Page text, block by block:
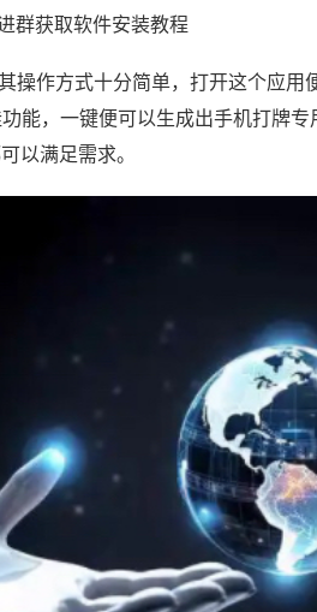
群获取软件安装教程
操作方式十分简单，打开这个应用
能，一键便可以生成出手机打牌
以满足需求。